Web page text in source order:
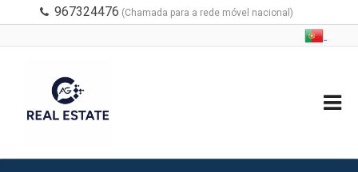
967324476 (Chamada para a rede móvel nacional)